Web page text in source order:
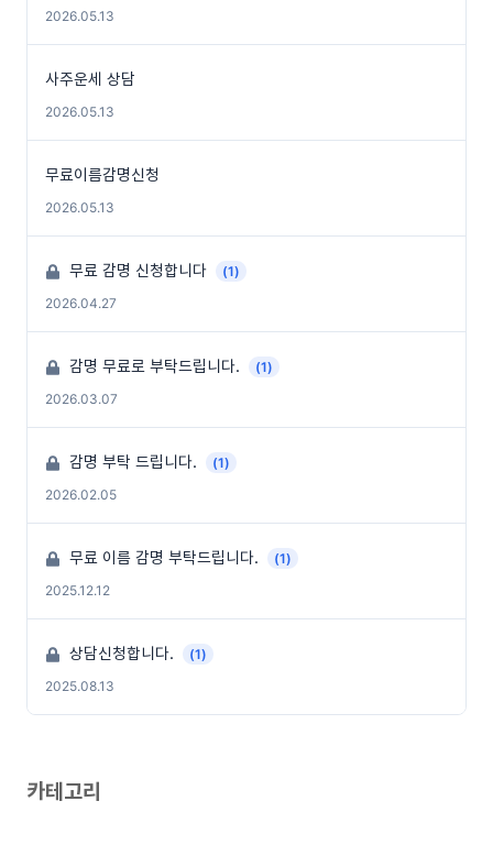
2026.05.13
사주운세 상담
2026.05.13
무료이름감명신청
2026.05.13
무료 감명 신청합니다
(1)
2026.04.27
감명 무료로 부탁드립니다.
(1)
2026.03.07
감명 부탁 드립니다.
(1)
2026.02.05
무료 이름 감명 부탁드립니다.
(1)
2025.12.12
상담신청합니다.
(1)
2025.08.13
카테고리